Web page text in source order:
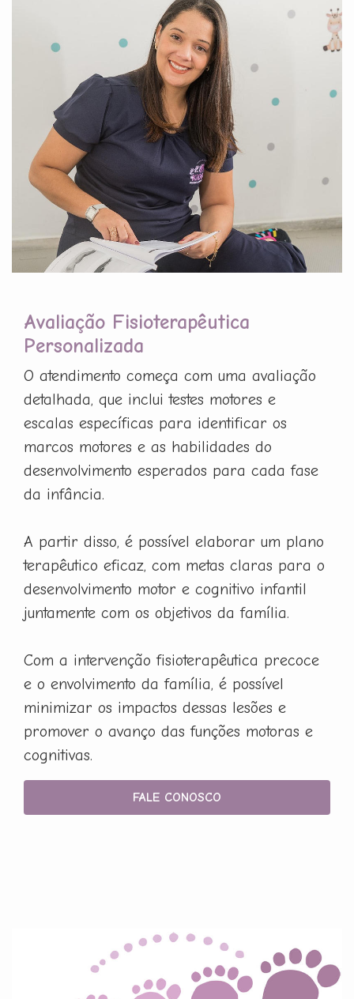
Avaliação Fisioterapêutica
Personalizada
O atendimento começa com uma avaliação
detalhada, que inclui testes motores e
escalas específicas para identificar os
marcos motores e as habilidades do
desenvolvimento esperados para cada fase
da infância.
A partir disso, é possível elaborar um plano
terapêutico eficaz, com metas claras para o
desenvolvimento motor e cognitivo infantil
juntamente com os objetivos da família.
Com a intervenção fisioterapêutica precoce
e o envolvimento da família, é possível
minimizar os impactos dessas lesões e
promover o avanço das funções motoras e
cognitivas.
FALE CONOSCO